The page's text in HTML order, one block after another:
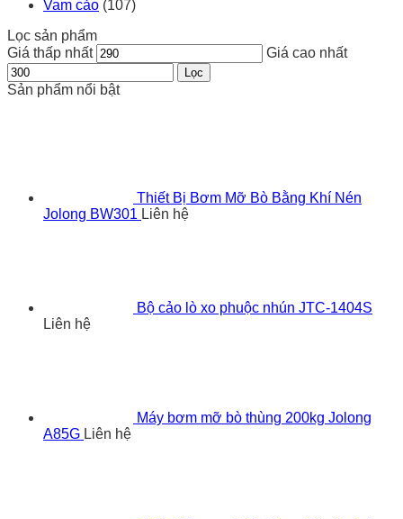
Vam cảo (107)
Lọc sản phẩm
Giá thấp nhất
Giá cao nhất
Lọc
Sản phẩm nổi bật
Thiết Bị Bơm Mỡ Bò Bằng Khí Nén
Jolong BW301 Liên hệ
Bộ cảo lò xo phuộc nhún JTC-1404S
Liên hệ
Máy bơm mỡ bò thùng 200kg Jolong
A85G Liên hệ